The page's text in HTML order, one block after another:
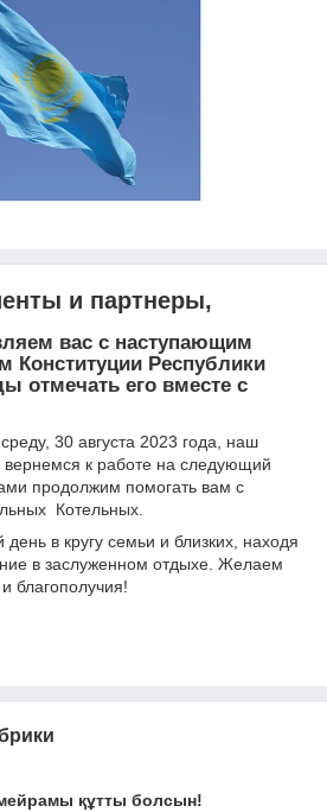
и партнеры,
вас с наступающим
Конституции Республики
отмечать его вместе с
30 августа 2023 года, наш
к работе на следующий
продолжим помогать вам с
Котельных.
в кругу семьи и близких, находя
в заслуженном отдыхе. Желаем
благополучия!
құтты болсын!